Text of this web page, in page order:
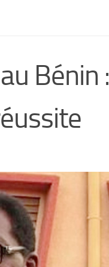
Bénin :